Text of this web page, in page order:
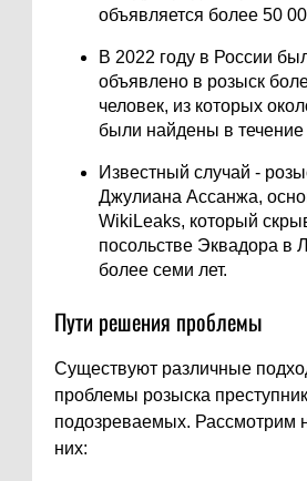
объявляется более 50
В 2022 году в России
объявлено в розыск
человек, из которых
были найдены в течение
Известный случай -
Джулиана Ассанжа,
WikiLeaks, который
посольстве Эквадора в
более семи лет.
Пути решения проблемы
Существуют различные
проблемы розыска
подозреваемых. Рассмотрим
них: